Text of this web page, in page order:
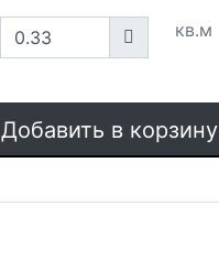
кв.м
Добавить в корзину